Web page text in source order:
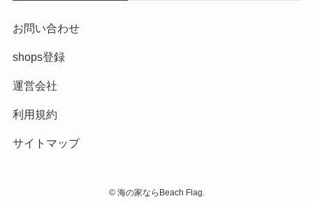
お問い合わせ
shops登録
運営会社
利用規約
サイトマップ
©海の家ならBeach Flag.